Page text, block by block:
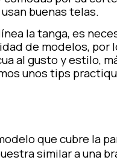
buenas telas.
la tanga, es
de modelos, por
al gusto y estilo,
unos tips
que cubre la
similar a una